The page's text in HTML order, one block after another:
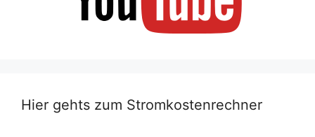
Hier gehts zum Stromkostenrechner